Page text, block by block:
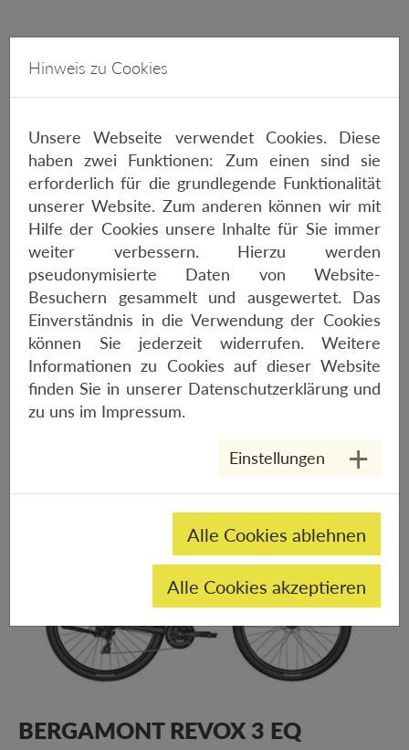
MTB
CANNONDALE SCALPEL HT
CARBON 4
BERGAMONT REVOX 3 EQ
Hinweis zu Cookies
Unsere Webseite verwendet Cookies. Diese
haben zwei Funktionen: Zum einen sind sie
erforderlich für die grundlegende Funktionalität
unserer Website. Zum anderen können wir mit
Hilfe der Cookies unsere Inhalte für Sie immer
weiter verbessern. Hierzu werden
pseudonymisierte Daten von Website-
Besuchern gesammelt und ausgewertet. Das
Einverständnis in die Verwendung der Cookies
können Sie jederzeit widerrufen. Weitere
Informationen zu Cookies auf dieser Website
finden Sie in unserer Datenschutzerklärungund
zu uns im Impressum.
Einstellungen
Alle Cookies ablehnen
Alle Cookies akzeptieren